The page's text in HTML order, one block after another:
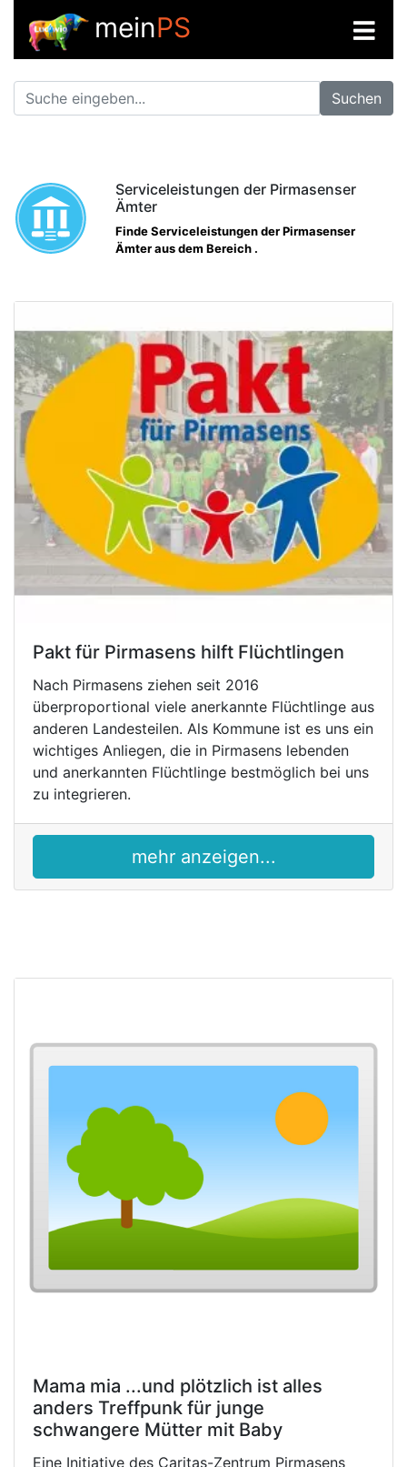
meinPS
Suchen
Serviceleistungen der Pirmasenser
Ämter
Finde Serviceleistungen der Pirmasenser
Ämter aus dem Bereich .
Pakt für Pirmasens hilft Flüchtlingen
Nach Pirmasens ziehen seit 2016
überproportional viele anerkannte Flüchtlinge aus
anderen Landesteilen. Als Kommune ist es uns ein
wichtiges Anliegen, die in Pirmasens lebenden
und anerkannten Flüchtlinge bestmöglich bei uns
zu integrieren.
mehr anzeigen...
Mama mia ...und plötzlich ist alles
anders Treffpunk für junge
schwangere Mütter mit Baby
Eine Initiative des Caritas-Zentrum Pirmasens